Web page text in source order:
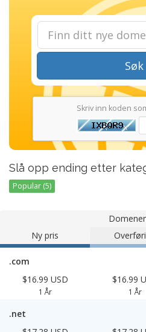
Søk
Skriv inn koden
Slå opp ending etter
Popular (5)
Ny pris
.com
$16.99 USD
1 År
$16.99
1 År
.net